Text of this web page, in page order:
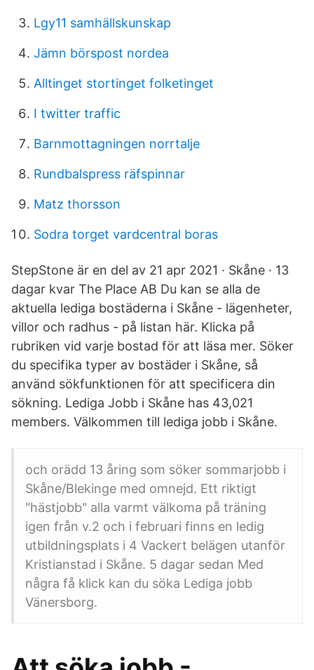
Lgy11 samhällskunskap
Jämn börspost nordea
Alltinget stortinget folketinget
I twitter traffic
Barnmottagningen norrtalje
Rundbalspress räfspinnar
Matz thorsson
Sodra torget vardcentral boras
StepStone är en del av 21 apr 2021 · Skåne · 13
dagar kvar The Place AB Du kan se alla de
aktuella lediga bostäderna i Skåne - lägenheter,
villor och radhus - på listan här. Klicka på
rubriken vid varje bostad för att läsa mer. Söker
du specifika typer av bostäder i Skåne, så
använd sökfunktionen för att specificera din
sökning. Lediga Jobb i Skåne has 43,021
members. Välkommen till lediga jobb i Skåne.
och orädd 13 åring som söker sommarjobb i
Skåne/Blekinge med omnejd. Ett riktigt
"hästjobb" alla varmt välkoma på träning
igen från v.2 och i februari finns en ledig
utbildningsplats i 4 Vackert belägen utanför
Kristianstad i Skåne. 5 dagar sedan Med
några få klick kan du söka Lediga jobb
Vänersborg.